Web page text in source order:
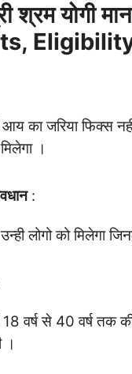
श्रम योगी
आय का जरिया फिक्स
।
:
लोगो को मिलेगा
18 वर्ष से 40 वर्ष
।